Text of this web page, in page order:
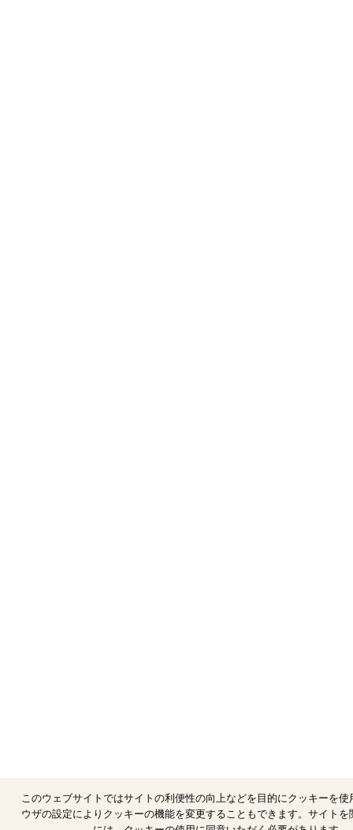
このウェブサイトではサイトの利便性の向上などを目的にクッキーを使
ウザの設定によりクッキーの機能を変更することもできます。サイトを